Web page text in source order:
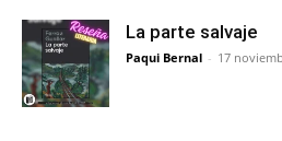
La parte salvaje
Paqui Bernal - 17